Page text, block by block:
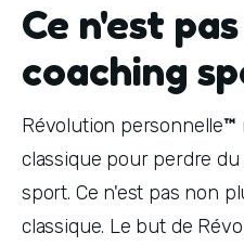
Ce n'est
coaching
Révolution personnelle™
classique pour perdre
sport. Ce n'est pas non
classique. Le but de